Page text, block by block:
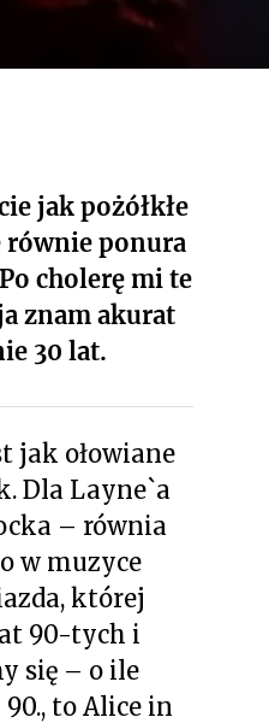
jak pożółkłe
równie ponura
cholerę mi te
znam akurat
30 lat.
jak ołowiane
Dla Layne`a
– równia
w muzyce
której
90-tych i
się – o ile
to Alice in